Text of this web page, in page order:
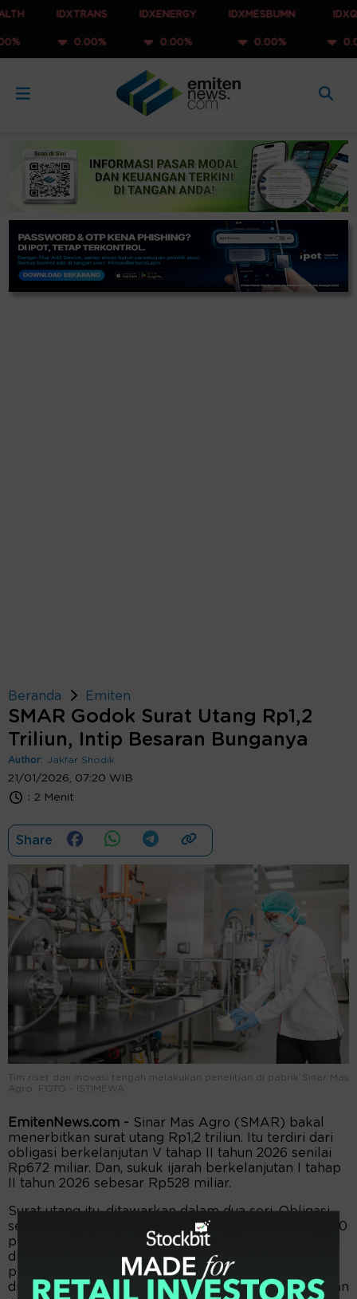
IDXTRANS
0.00%
IDXENERGY
0.00%
IDXMESBUMN
0.00%
IDXQ30
0.00%
Beranda Emiten
SMAR Godok Surat Utang Rp1,2
Triliun, Intip Besaran Bunganya
Author: Jakfar Shodik
21/01/2026, 07:20 WIB
: 2 Menit
Share
Tim riset dan inovasi tengah melakukan penelitian di pabrik Sinar Mas
Agro. FOTO - ISTIMEWA
EmitenNews.com - Sinar Mas Agro (SMAR) bakal
menerbitkan surat utang Rp1,2 triliun. Itu terdiri dari
obligasi berkelanjutan V tahap II tahun 2026 senilai
Rp672 miliar. Dan, sukuk ijarah berkelanjutan I tahap
II tahun 2026 sebesar Rp528 miliar.
Surat utang itu, ditawarkan dalam dua seri. Obligasi
seri A senilai Rp385 miliar dengan tingkat bunga 6,20
persen per tahun berjangka 5 tahun. Seri B
ditawarkan Rp287 miliar dengan bunga 6,50 persen
per tahun berdurasi 7 tahun. Bunga obligasi
dibayarkan setiap 3 bulan sesuai tanggal pembayaran